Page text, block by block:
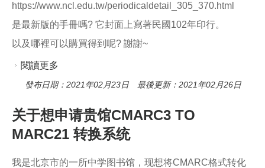
https://www.ncl.edu.tw/periodicaldetail_305_370.html
是最新版的手冊嗎? 它封面上寫著民國102年印行。
以及哪裡可以購買得到呢? 謝謝~
閱讀更多
發布日期：2021年02月23日 最後更新：2021年02月26日
关于想申请贵馆CMARC3 TO
MARC21 转换系统
我是北京市的一所中学图书馆，现想将CMARC格式转化